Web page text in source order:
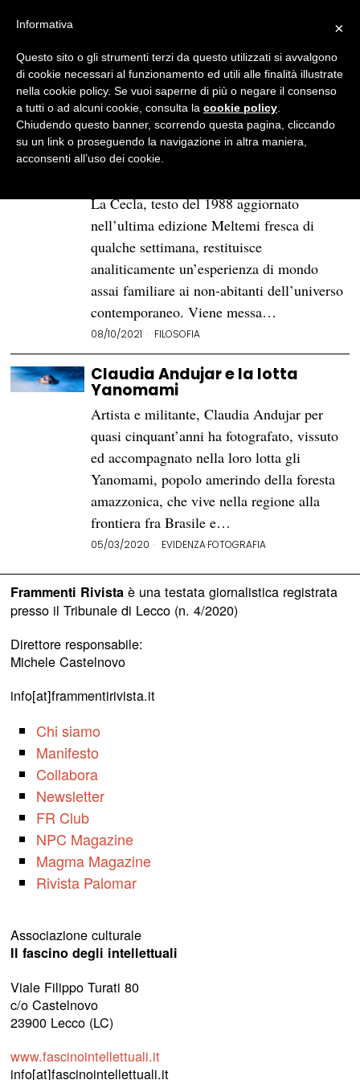
BROWSE TAG
indigeni
Lo smarrimento frustrante
della vita nelle città
occidentali
La Cecla, testo del 1988 aggiornato
nell’ultima edizione Meltemi fresca di
qualche settimana, restituisce
analiticamente un’esperienza di mondo
assai familiare ai non-abitanti dell’universo
contemporaneo. Viene messa…
08/10/2021 FILOSOFIA
Claudia Andujar e la lotta
Yanomami
Artista e militante, Claudia Andujar per
quasi cinquant’anni ha fotografato, vissuto
ed accompagnato nella loro lotta gli
Yanomami, popolo amerindo della foresta
amazzonica, che vive nella regione alla
frontiera fra Brasile e…
05/03/2020 EVIDENZA·FOTOGRAFIA
Frammenti Rivistaè una testata giornalistica registrata
presso il Tribunale di Lecco (n. 4/2020)
Direttore responsabile:
Michele Castelnovo
info[at]frammentirivista.it
Chi siamo
Manifesto
Collabora
Newsletter
FR Club
NPC Magazine
Magma Magazine
Rivista Palomar
Associazione culturale
Il fascino degli intellettuali
Viale Filippo Turati 80
c/o Castelnovo
23900 Lecco (LC)
www.fascinointellettuali.it
info[at]fascinointellettuali.it
×
Informativa
Questo sito o gli strumenti terzi da questo utilizzati si avvalgono
di cookie necessari al funzionamento ed utili alle finalità illustrate
nella cookie policy. Se vuoi saperne di più o negare il consenso
a tutti o ad alcuni cookie, consulta la cookie policy
Chiudendo questo banner, scorrendo questa pagina, cliccando
su un link o proseguendo la navigazione in altra maniera,
acconsenti all’uso dei cookie.